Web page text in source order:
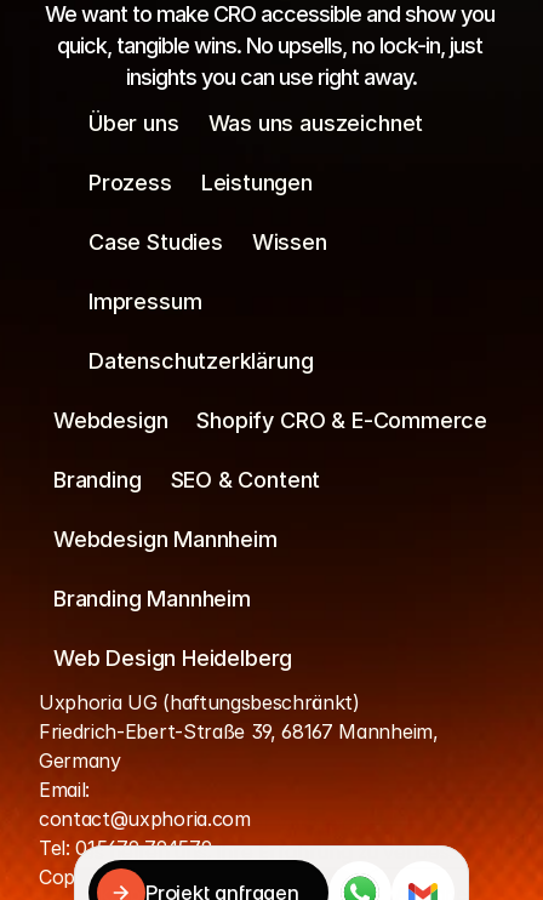
Projekt anfragen
Cookies
Ihre Daten werden sicher verarbeitet.
Cookies helfen uns, Ihre Erfahrung zu verbessern.
Akzeptieren & fortfahren Ablehnen
We want to make CRO accessible and show you
quick, tangible wins. No upsells, no lock-in, just
insights you can use right away.
Über uns
Was uns auszeichnet
Prozess Leistungen
Case Studies Wissen
Impressum
Datenschutzerklärung
Webdesign Shopify CRO & E-Commerce
Branding SEO & Content
Webdesign Mannheim
Branding Mannheim
Web Design Heidelberg
Uxphoria UG (haftungsbeschränkt)
Friedrich-Ebert-Straße 39, 68167 Mannheim,
Germany
Email:
contact@uxphoria.com
Tel: 015679 794579
Copyright © UXphoria. All rights